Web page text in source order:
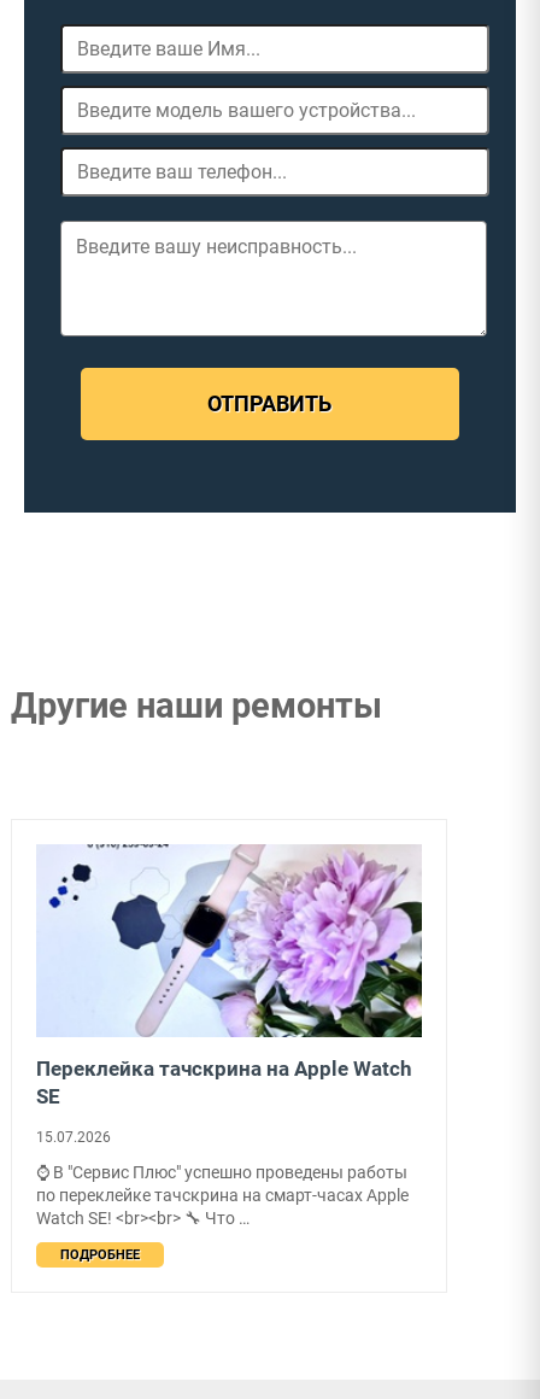
ОТПРАВИТЬ
Другие наши ремонты
Переклейка тачскрина на Apple Watch
SE
15.07.2026
⌚ В "Сервис Плюс" успешно проведены работы
по переклейке тачскрина на смарт-часах Apple
Watch SE! <br><br> 🔧 Что …
ПОДРОБНЕЕ